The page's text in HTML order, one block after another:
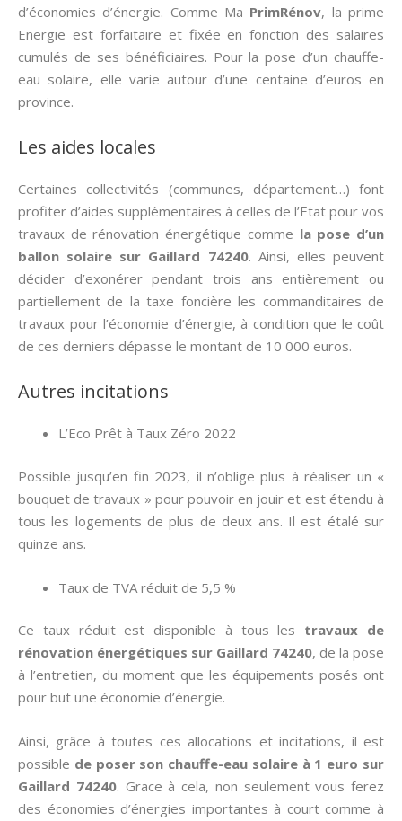
d’économies d’énergie. Comme Ma PrimRénov, la prime
Energie est forfaitaire et fixée en fonction des salaires
cumulés de ses bénéficiaires. Pour la pose d’un chauffe-
eau solaire, elle varie autour d’une centaine d’euros en
province.
Les aides locales
Certaines collectivités (communes, département…) font
profiter d’aides supplémentaires à celles de l’Etat pour vos
travaux de rénovation énergétique comme la pose d’un
ballon solaire sur Gaillard 74240. Ainsi, elles peuvent
décider d’exonérer pendant trois ans entièrement ou
partiellement de la taxe foncière les commanditaires de
travaux pour l’économie d’énergie, à condition que le coût
de ces derniers dépasse le montant de 10 000 euros.
Autres incitations
L’Eco Prêt à Taux Zéro 2022
Possible jusqu’en fin 2023, il n’oblige plus à réaliser un «
bouquet de travaux » pour pouvoir en jouir et est étendu à
tous les logements de plus de deux ans. Il est étalé sur
quinze ans.
Taux de TVA réduit de 5,5 %
Ce taux réduit est disponible à tous les travaux de
rénovation énergétiques sur Gaillard 74240, de la pose
à l’entretien, du moment que les équipements posés ont
pour but une économie d’énergie.
Ainsi, grâce à toutes ces allocations et incitations, il est
possible de poser son chauffe-eau solaire à 1 euro sur
Gaillard 74240. Grace à cela, non seulement vous ferez
des économies d’énergies importantes à court comme à